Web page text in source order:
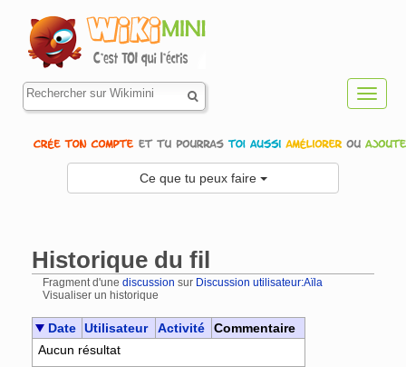
Ce que tu peux faire
Historique du fil
Fragment d'une discussion sur Discussion utilisateur:Aïla
Visualiser un historique
Date Utilisateur Activité
Commentaire
Aucun résultat